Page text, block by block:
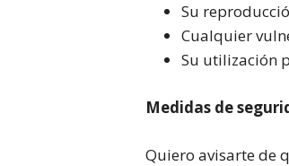
Su
Cualquier
Su utilización
Medidas de
Quiero avisarte de